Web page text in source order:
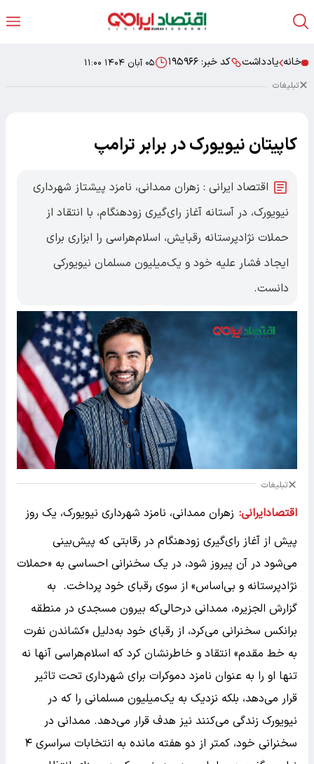
خانه یادداشت کد خبر: ۱۹۵۹۶۶ ۰۵ آبان ۱۴۰۴ ۱۱:۰۰
تبلیغات
کاپیتان نیویورک در برابر ترامپ
اقتصاد ایرانی : زهران ممدانی، نامزد پیشتاز شهرداری
نیویورک، در آستانه آغاز رای‌گیری زودهنگام، با انتقاد از
حملات نژادپرستانه رقبایش، اسلام‌هراسی را ابزاری برای
ایجاد فشار علیه خود و یک‌میلیون مسلمان نیویورکی
دانست.
تبلیغات
اقتصادایرانی: زهران ممدانی، نامزد شهرداری نیویورک، یک روز
پیش از آغاز رای‌گیری زودهنگام در رقابتی که پیش‌بینی
می‌شود در آن پیروز شود، در یک سخنرانی احساسی به «حملات
نژادپرستانه و بی‌اساس» از سوی رقبای خود پرداخت. به
گزارش الجزیره، ممدانی درحالی‌که بیرون مسجدی در منطقه
برانکس سخنرانی می‌کرد، از رقبای خود به‌دلیل «کشاندن نفرت
به خط مقدم» انتقاد و خاطرنشان کرد که اسلام‌هراسی آنها نه
تنها او را به عنوان نامزد دموکرات برای شهرداری تحت تاثیر
قرار می‌دهد، بلکه نزدیک به یک‌میلیون مسلمانی را که در
نیویورک زندگی می‌کنند نیز هدف قرار می‌دهد. ممدانی در
سخنرانی خود، کمتر از دو هفته مانده به انتخابات سراسری ۴